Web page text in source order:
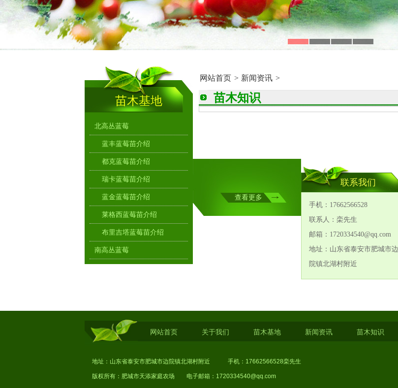
苗木基地
网站首页 > 新闻资讯 >
苗木知识
北高丛蓝莓
蓝丰蓝莓苗介绍
都克蓝莓苗介绍
瑞卡蓝莓苗介绍
蓝金蓝莓苗介绍
莱格西蓝莓苗介绍
布里吉塔蓝莓苗介绍
南高丛蓝莓
蓝莓鲜果
树苗
查看更多
联系我们
手机：17662566528
联系人：栾先生
邮箱：1720334540@qq.com
地址：山东省泰安市肥城市边
院镇北湖村附近
网站首页 关于我们 苗木基地 新闻资讯 苗木知识
地址：山东省泰安市肥城市边院镇北湖村附近 手机：17662566528栾先生
版权所有：肥城市天添家庭农场 电子邮箱：1720334540@qq.com